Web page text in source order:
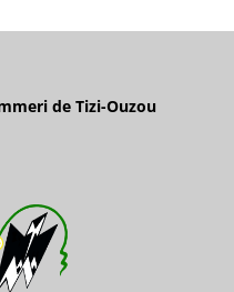
de Tizi-Ouzou